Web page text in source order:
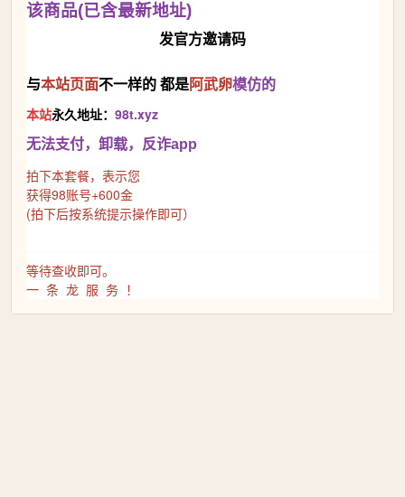
该商品(已含最新地址)
发官方邀请码
与本站页面不一样的 都是阿武卵模仿的
本站永久地址： 98t.xyz
无法支付，卸载，反诈app
拍下本套餐，表示您
获得98账号+600金
(拍下后按系统提示操作即可）
等待查收即可。
一 条 龙 服 务 ！